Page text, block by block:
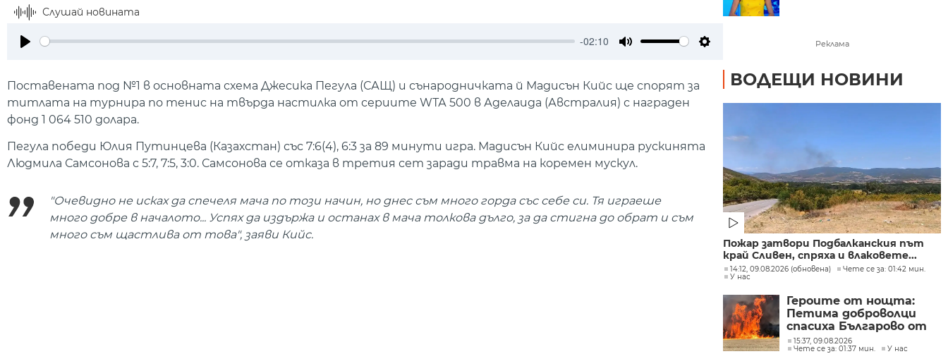
Слушай новината
-02:10
Поставената под №1 в основната схема Джесика Пегула (САЩ) и сънародничката й Мадисън Кийс ще спорят за
титлата на турнира по тенис на твърда настилка от сериите WТА 500 в Аделаида (Австралия) с награден
фонд 1 064 510 долара.
Пегула победи Юлия Путинцева (Казахстан) със 7:6(4), 6:3 за 89 минути игра. Мадисън Кийс елиминира рускинята
Людмила Самсонова с 5:7, 7:5, 3:0. Самсонова се отказа в третия сет заради травма на коремен мускул.
"Очевидно не исках да спечеля мача по този начин, но днес съм много горда със себе си. Тя играеше
много добре в началото... Успях да издържа и останах в мача толкова дълго, за да стигна до обрат и съм
много съм щастлива от това", заяви Кийс.
Реклама
ВОДЕЩИ НОВИНИ
Пожар затвори Подбалканския път
край Сливен, спряха и влаковете...
14:12, 09.08.2026 (обновена)
Чете се за: 01:42 мин.
У нас
Героите от нощта:
Петима доброволци
спасиха Българово от
огнен капан
15:37, 09.08.2026
Чете се за: 01:37 мин.
У нас